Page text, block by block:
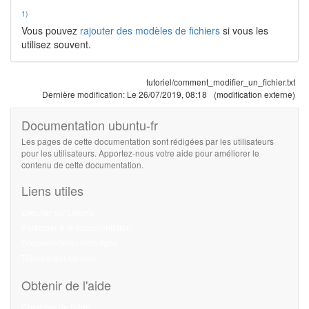
1)
Vous pouvez rajouter des modèles de fichiers si vous les
utilisez souvent.
tutoriel/comment_modifier_un_fichier.txt
Dernière modification: Le 26/07/2019, 08:18 (modification externe)
Documentation ubuntu-fr
Les pages de cette documentation sont rédigées par les utilisateurs
pour les utilisateurs. Apportez-nous votre aide pour améliorer le
contenu de cette documentation.
Liens utiles
Obtenir de l'aide